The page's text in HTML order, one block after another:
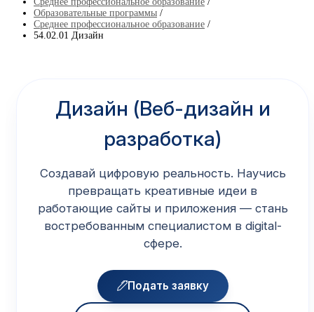
Образовательные программы /
Среднее профессиональное образование /
54.02.01 Дизайн
Дизайн (Веб-дизайн и
разработка)
Создавай цифровую реальность. Научись
превращать креативные идеи в
работающие сайты и приложения — стань
востребованным специалистом в digital-
сфере.
Подать заявку